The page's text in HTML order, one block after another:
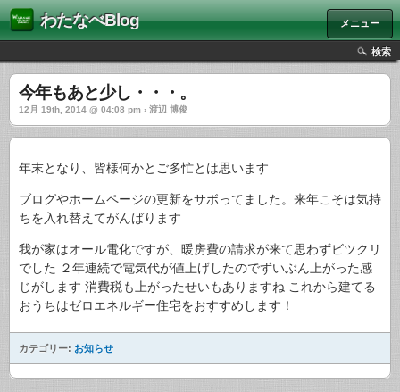
わたなべBlog メニュー
検索
今年もあと少し・・・。
12月 19th, 2014 @ 04:08 pm › 渡辺 博俊
年末となり、皆様何かとご多忙とは思います
ブログやホームページの更新をサボってました。来年こそは気持
ちを入れ替えてがんばります
我が家はオール電化ですが、暖房費の請求が来て思わずビツクリ
でした ２年連続で電気代が値上げしたのでずいぶん上がった感
じがします 消費税も上がったせいもありますね これから建てる
おうちはゼロエネルギー住宅をおすすめします！
カテゴリー: お知らせ